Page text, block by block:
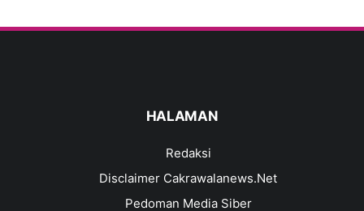
HALAMAN
Redaksi
Disclaimer Cakrawalanews.Net
Pedoman Media Siber